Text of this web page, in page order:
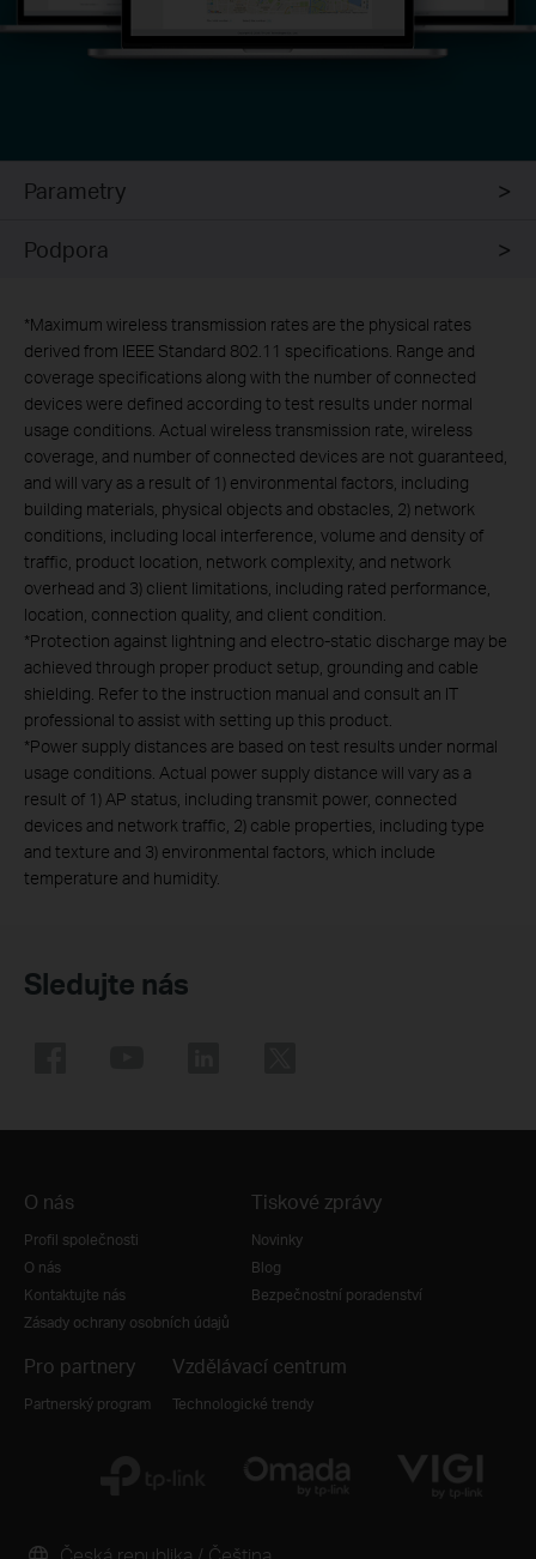
Parametry
Podpora
*Maximum wireless transmission rates are the physical rates
derived from IEEE Standard 802.11 specifications. Range and
coverage specifications along with the number of connected
devices were defined according to test results under normal
usage conditions. Actual wireless transmission rate, wireless
coverage, and number of connected devices are not guaranteed,
and will vary as a result of 1) environmental factors, including
building materials, physical objects and obstacles, 2) network
conditions, including local interference, volume and density of
traffic, product location, network complexity, and network
overhead and 3) client limitations, including rated performance,
location, connection quality, and client condition.
*Protection against lightning and electro-static discharge may be
achieved through proper product setup, grounding and cable
shielding. Refer to the instruction manual and consult an IT
professional to assist with setting up this product.
*Power supply distances are based on test results under normal
usage conditions. Actual power supply distance will vary as a
result of 1) AP status, including transmit power, connected
devices and network traffic, 2) cable properties, including type
and texture and 3) environmental factors, which include
temperature and humidity.
Sledujte nás
O nás
Profil společnosti
O nás
Kontaktujte nás
Zásady ochrany osobních údajů
Tiskové zprávy
Novinky
Blog
Bezpečnostní poradenství
Pro partnery
Partnerský program
Vzdělávací centrum
Technologické trendy